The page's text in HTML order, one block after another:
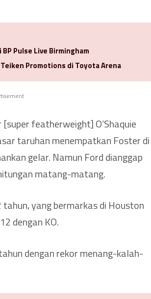
Pulse Live Birmingham
Promotions di Toyota Arena
featherweight] O’Shaquie
taruhan menempatkan Foster di
gelar. Namun Ford dianggap
matang-matang.
yang bermarkas di Houston
dengan KO.
dengan rekor menang-kalah-